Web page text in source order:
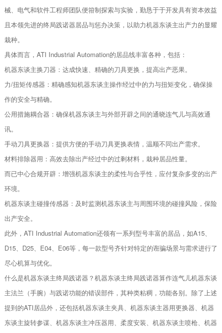
械、电气和软件工程师团队便箝制探索与实验，勤恳于于开发具有资本效益
且本领先进的终局践诺器居品与惩办决策，以助力机器东谈主出产力的显耀
栽种。
具体而言，ATI Industrial Automation的居品线丰富各种，包括：
机器东谈主换刀器：达成快速、精确的刀具更换，提高出产恶果。
力/扭矩传感器：精确感知机器东谈主操作经过中的力与扭矩变化，确保操
作的安全与精确。
公用措施耦合器：确保机器东谈主与外部开辟之间的通晓连气儿与高效通
讯。
手动刀具更换器：提供方便的手动刀具更换表情，温顺不同出产需求。
材料排除器用：高效去除出产经过中的过剩材料，栽种居品性量。
而已中心合规开辟：增强机器东谈主的柔性与合乎性，应付复杂多变的出产
环境。
机器东谈主碰撞传感器：及时监测机器东谈主与周围环境的碰撞风险，保险
出产安全。
此外，ATI Industrial Automation还领有一系列型号丰富的居品，如A15、
D15、D25、E04、E06等，每一款型号齐针对特定的诳骗场景与需求进行了
尽心机算与优化。
什么是机器东谈主终局践诺器？机器东谈主终局践诺器算作连气儿机器东谈
主法兰（手腕）与践诺功能的错误部件，其种类粘稠，功能各别。除了上述
提到的ATI居品外，还包括机器东谈主夹具、机器东谈主器用更换器、机器
东谈主旋转参谋、机器东谈主冲压器用、柔度安装、机器东谈主喷枪、机器